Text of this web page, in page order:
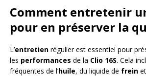
Comment entretenir
pour en préserver la
L’entretien régulier est essentiel pour
les performances de la Clio 16S. Cela
fréquentes de l’huile, du liquide de frein